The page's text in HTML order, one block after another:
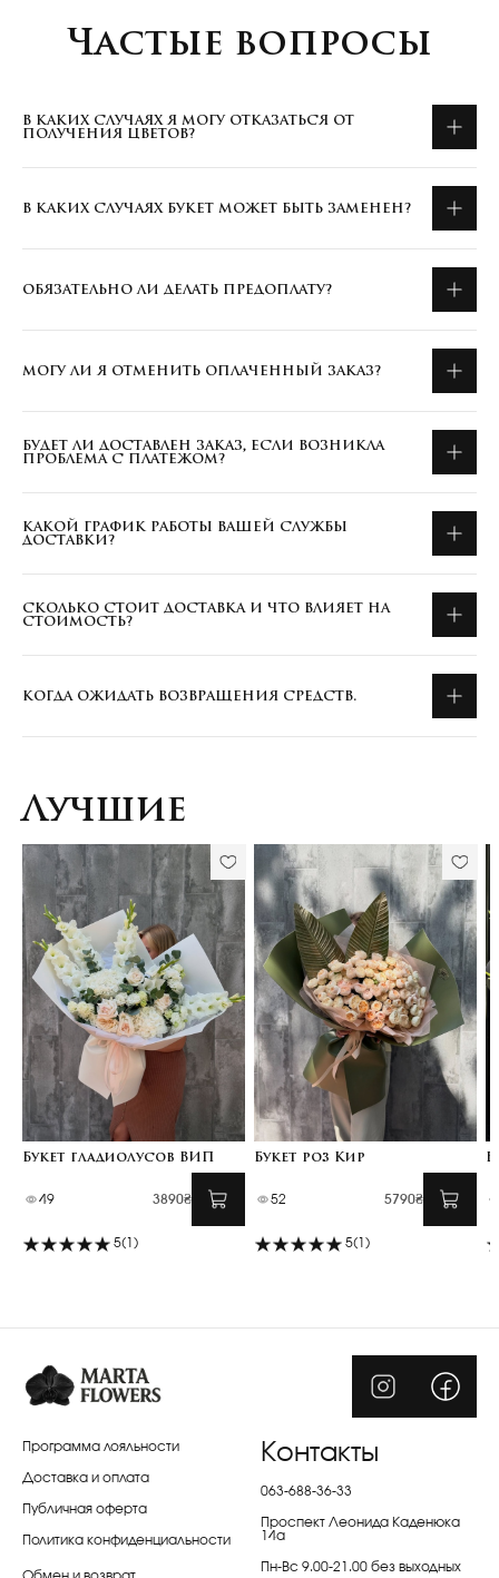
Частые вопросы
В КАКИХ СЛУЧАЯХ Я МОГУ ОТКАЗАТЬСЯ ОТ
ПОЛУЧЕНИЯ ЦВЕТОВ?
В КАКИХ СЛУЧАЯХ БУКЕТ МОЖЕТ БЫТЬ ЗАМЕНЕН?
ОБЯЗАТЕЛЬНО ЛИ ДЕЛАТЬ ПРЕДОПЛАТУ?
МОГУ ЛИ Я ОТМЕНИТЬ ОПЛАЧЕННЫЙ ЗАКАЗ?
БУДЕТ ЛИ ДОСТАВЛЕН ЗАКАЗ, ЕСЛИ ВОЗНИКЛА
ПРОБЛЕМА С ПЛАТЕЖОМ?
КАКОЙ ГРАФИК РАБОТЫ ВАШЕЙ СЛУЖБЫ
ДОСТАВКИ?
СКОЛЬКО СТОИТ ДОСТАВКА И ЧТО ВЛИЯЕТ НА
СТОИМОСТЬ?
КОГДА ОЖИДАТЬ ВОЗВРАЩЕНИЯ СРЕДСТВ.
Лучшие
Букет гладиолусов ВИП
49 3890₴
5(1)
Букет роз Кир
52 5790₴
5(1)
Программа лояльности
Доставка и оплата
Публичная оферта
Политика конфиденциальности
Контакты
063-688-36-33
Проспект Леонида Каденюка
14а
Пн-Вс 9.00-21.00 без выходных